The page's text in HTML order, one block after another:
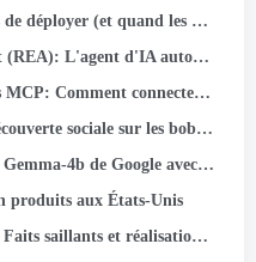
(et quand les utiliser)
l'innovation dans le classement des annonces de Meta
et Push Code avec juste une invite (Partie…
sur les bobines Facebook
avec Google ADK et deux GPU A40
produits aux États-Unis
et réalisations des activités